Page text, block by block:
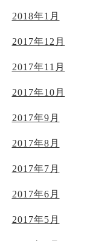
2018年1月
2017年12月
2017年11月
2017年10月
2017年9月
2017年8月
2017年7月
2017年6月
2017年5月